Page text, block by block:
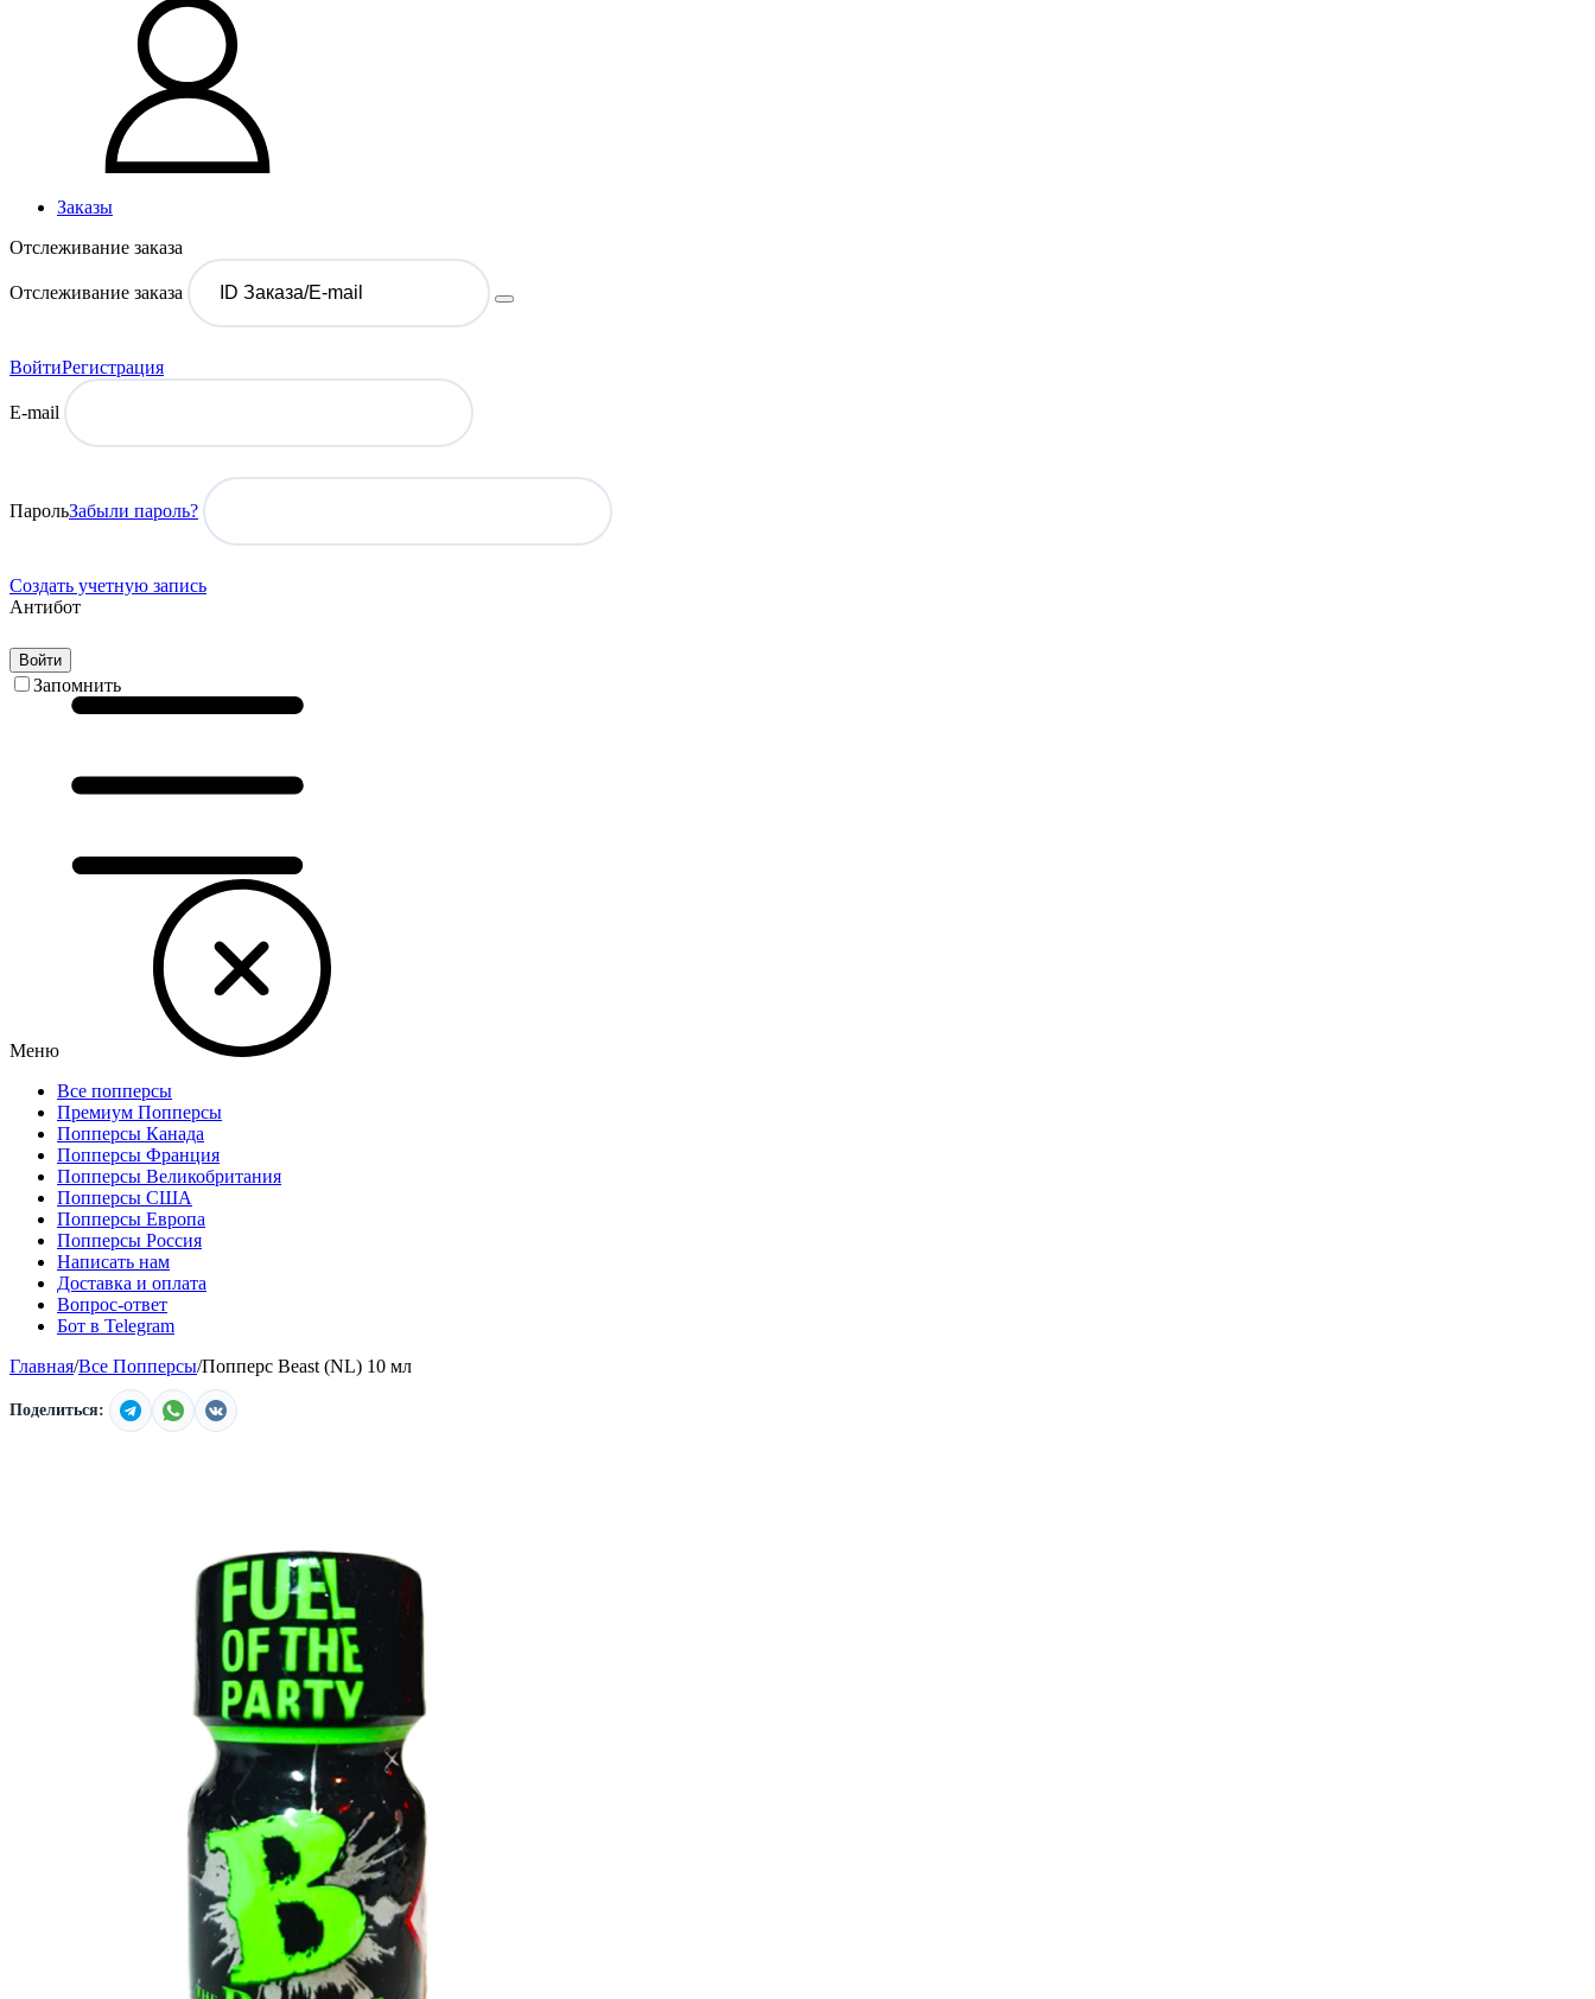
Заказы
Отслеживание заказа
Отслеживание заказа
ВойтиРегистрация
E-mail
ПарольЗабыли пароль?
Создать учетную запись
Антибот
Войти
Запомнить
Меню
Все попперсы
Премиум Попперсы
Попперсы Канада
Попперсы Франция
Попперсы Великобритания
Попперсы США
Попперсы Европа
Попперсы Россия
Написать нам
Доставка и оплата
Вопрос-ответ
Бот в Telegram
Главная/Все Попперсы/Попперс Beast (NL) 10 мл
Поделиться: